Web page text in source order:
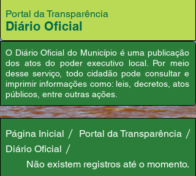
Portal da Transparência
Diário Oficial
O Diário Oficial do Município é uma publicação
dos atos do poder executivo local. Por meio
desse serviço, todo cidadão pode consultar e
imprimir informações como: leis, decretos, atos
públicos, entre outras ações.
Página Inicial
Portal da Transparência
Diário Oficial
Não existem registros até o momento.